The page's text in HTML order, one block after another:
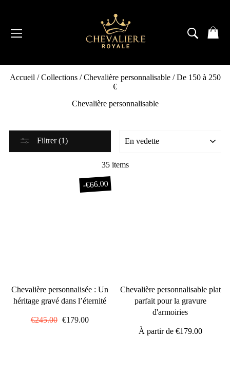
Accueil / Collections / Chevalière personnalisable / De 150 à 250
€
Chevalière personnalisable
Filtrer (1)
35 items
-€66.00
Chevalière personnalisée : Un
héritage gravé dans l’éternité
Prix
€245.00 Prix
€179.00
Chevalière personnalisable plat
parfait pour la gravure
d'armoiries
À partir de €179.00